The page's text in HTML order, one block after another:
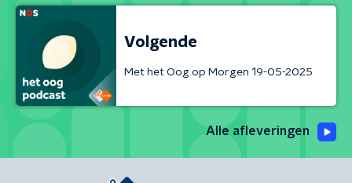
Volgende
Met het Oog op Morgen 19-05-2025
Alle afleveringen